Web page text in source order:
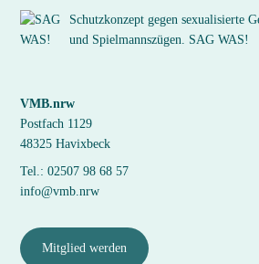
Schutzkonzept gegen sexualisierte
und Spielmannszügen. SAG WAS!
VMB.nrw
Postfach 1129
48325 Havixbeck
Tel.: 02507 98 68 57
info@vmb.nrw
Mitglied werden